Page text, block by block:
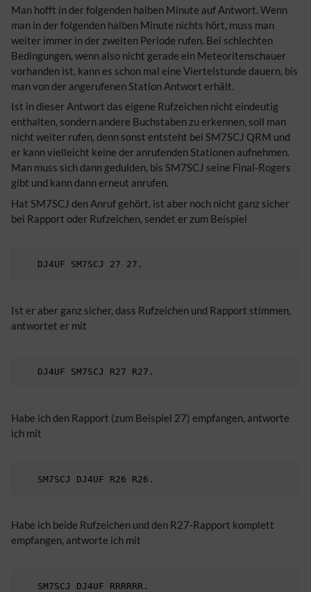
Man hofft in der folgenden halben Minute auf Antwort. Wenn
man in der folgenden halben Minute nichts hört, muss man
weiter immer in der zweiten Periode rufen. Bei schlechten
Bedingungen, wenn also nicht gerade ein Meteoritenschauer
vorhanden ist, kann es schon mal eine Viertelstunde dauern, bis
man von der angerufenen Station Antwort erhält.
Ist in dieser Antwort das eigene Rufzeichen nicht eindeutig
enthalten, sondern andere Buchstaben zu erkennen, soll man
nicht weiter rufen, denn sonst entsteht bei SM7SCJ QRM und
er kann vielleicht keine der anrufenden Stationen aufnehmen.
Man muss sich dann gedulden, bis SM7SCJ seine Final-Rogers
gibt und kann dann erneut anrufen.
Hat SM7SCJ den Anruf gehört, ist aber noch nicht ganz sicher
bei Rapport oder Rufzeichen, sendet er zum Beispiel
Ist er aber ganz sicher, dass Rufzeichen und Rapport stimmen,
antwortet er mit
Habe ich den Rapport (zum Beispiel 27) empfangen, antworte
ich mit
Habe ich beide Rufzeichen und den R27-Rapport komplett
empfangen, antworte ich mit